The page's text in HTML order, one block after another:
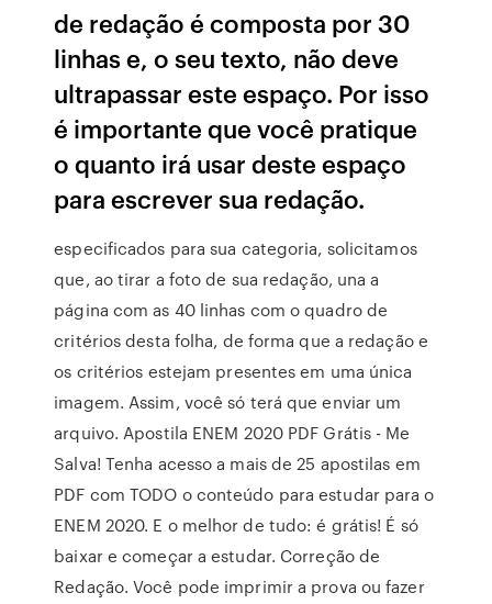
de redação é composta por 30
linhas e, o seu texto, não deve
ultrapassar este espaço. Por isso
é importante que você pratique
o quanto irá usar deste espaço
para escrever sua redação.
especificados para sua categoria, solicitamos
que, ao tirar a foto de sua redação, una a
página com as 40 linhas com o quadro de
critérios desta folha, de forma que a redação e
os critérios estejam presentes em uma única
imagem. Assim, você só terá que enviar um
arquivo. Apostila ENEM 2020 PDF Grátis - Me
Salva! Tenha acesso a mais de 25 apostilas em
PDF com TODO o conteúdo para estudar para o
ENEM 2020. E o melhor de tudo: é grátis! É só
baixar e começar a estudar. Correção de
Redação. Você pode imprimir a prova ou fazer